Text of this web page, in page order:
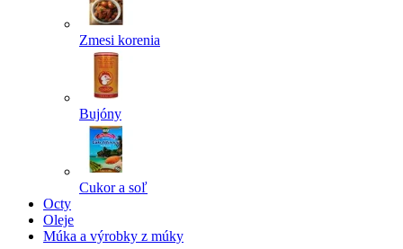
Zmesi korenia
Bujóny
Cukor a soľ
Octy
Oleje
Múka a výrobky z múky